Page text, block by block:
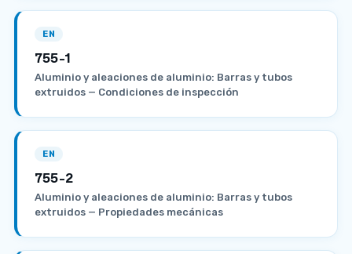
EN
755-1
Aluminio y aleaciones de aluminio: Barras y tubos
extruidos — Condiciones de inspección
EN
755-2
Aluminio y aleaciones de aluminio: Barras y tubos
extruidos — Propiedades mecánicas